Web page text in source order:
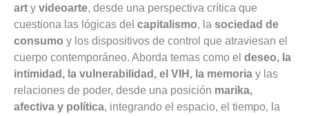
art y videoarte, desde una perspectiva crítica que
cuestiona las lógicas del capitalismo, la sociedad de
consumo y los dispositivos de control que atraviesan el
cuerpo contemporáneo. Aborda temas como el deseo, la
intimidad, la vulnerabilidad, el VIH, la memoria y las
relaciones de poder, desde una posición marika,
afectiva y política, integrando el espacio, el tiempo, la